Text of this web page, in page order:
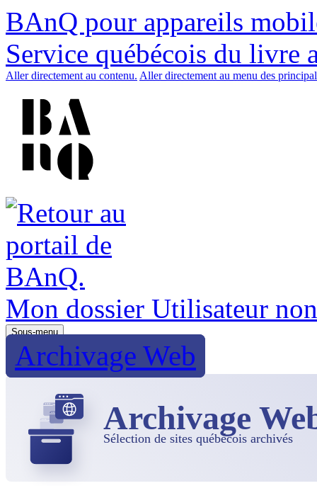
BAnQ pour appareils
Service québécois du livre
Aller directement au contenu. Aller directement au menu des
Mon dossier Utilisateur
Sous-menu
Archivage Web
Archivage
Sélection de sites québécois archivés